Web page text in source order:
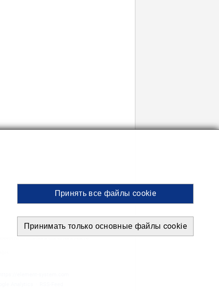
Принять все файлы cookie
Принимать только основные файлы cookie
за ошибки и опечатки в тексте.